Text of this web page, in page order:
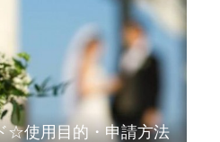
☆使用目的・申請方法